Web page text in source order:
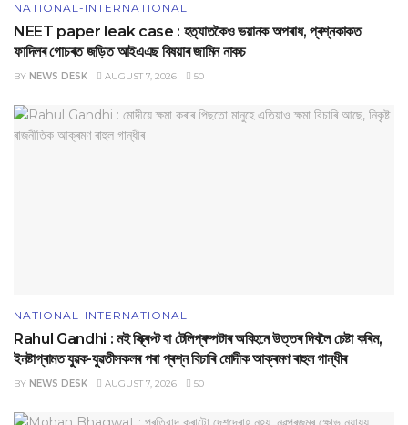
NATIONAL-INTERNATIONAL
NEET paper leak case : হত্যাতকৈও ভয়ানক অপৰাধ, প্ৰশ্নকাকত
ফাদিলৰ গোচৰত জড়িত আইএএছ বিষয়াৰ জামিন নাকচ
BY NEWS DESK AUGUST 7, 2026 50
NATIONAL-INTERNATIONAL
Rahul Gandhi : মই স্ক্ৰিপ্ট বা টেলিপ্ৰম্পটাৰ অবিহনে উত্তৰ দিবলৈ চেষ্টা কৰিম,
ইনষ্টাগ্ৰামত যুৱক-যুৱতীসকলৰ পৰা প্ৰশ্ন বিচাৰি মোদীক আক্ৰমণ ৰাহুল গান্ধীৰ
BY NEWS DESK AUGUST 7, 2026 50